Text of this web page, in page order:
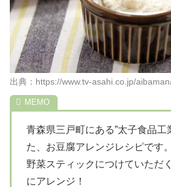
出典：https://www.tv-asahi.co.jp/
青森県三戸町にある”太子食品工
た、お豆腐アレンジレシピです
野菜スティックにつけていただ
にアレンジ！